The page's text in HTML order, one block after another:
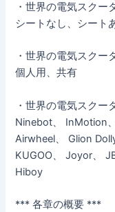
・世界の電気スクー
シートなし、シート
・世界の電気スクー
個人用、共有
・世界の電気スクー
Ninebot、 InMotion
Airwheel、 Glion
KUGOO、 Joyor、
Hiboy
*** 各章の概要 ***